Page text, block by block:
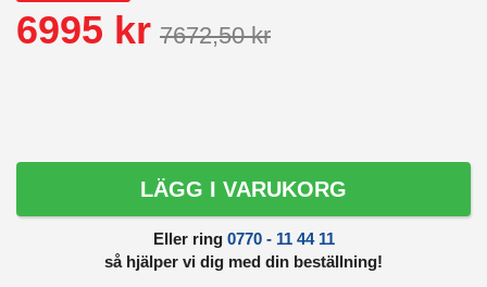
6995 kr 7672,50 kr
LÄGG I VARUKORG
Eller ring 0770 - 11 44 11
så hjälper vi dig med din beställning!